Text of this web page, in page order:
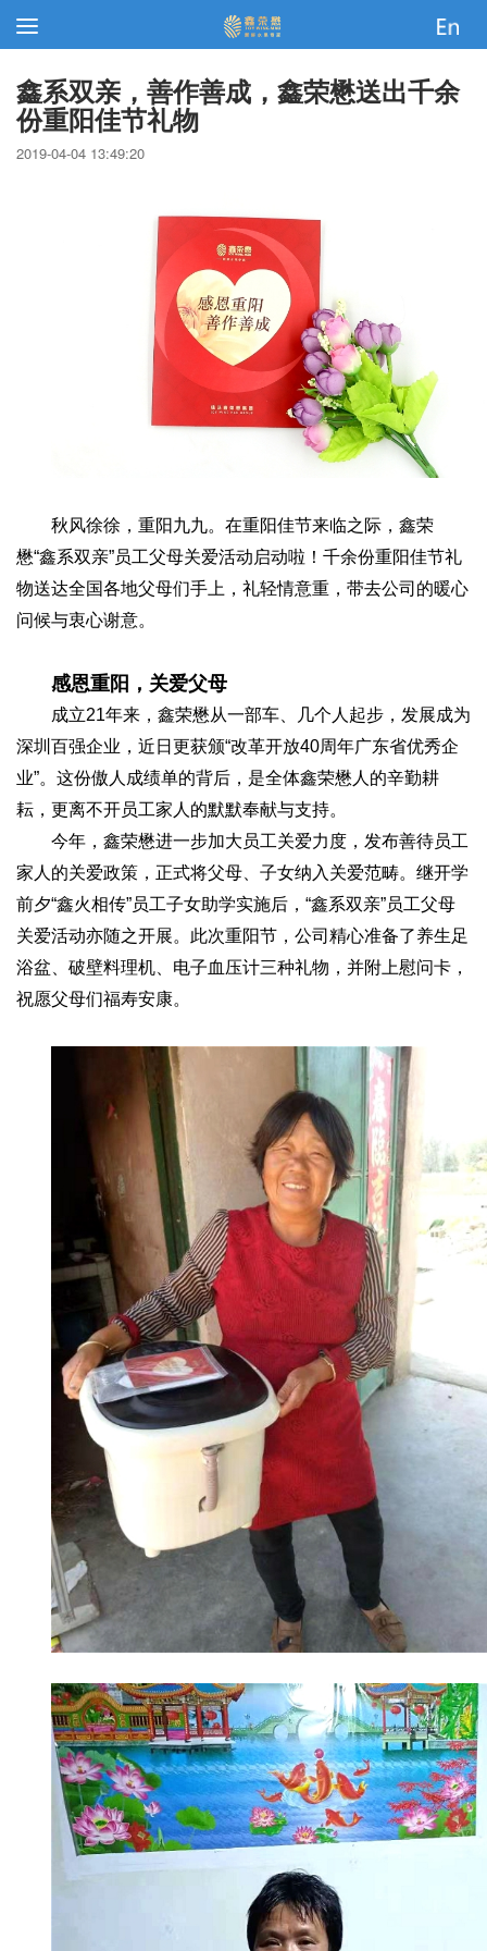
鑫系双亲，善作善成，鑫荣懋送出千余
份重阳佳节礼物
2019-04-04 13:49:20
秋风徐徐，重阳九九。在重阳佳节来临之际，鑫荣
懋“鑫系双亲”员工父母关爱活动启动啦！千余份重阳佳节礼
物送达全国各地父母们手上，礼轻情意重，带去公司的暖心
问候与衷心谢意。
感恩重阳，关爱父母
成立21年来，鑫荣懋从一部车、几个人起步，发展成为
深圳百强企业，近日更获颁“改革开放40周年广东省优秀企
业”。这份傲人成绩单的背后，是全体鑫荣懋人的辛勤耕
耘，更离不开员工家人的默默奉献与支持。
今年，鑫荣懋进一步加大员工关爱力度，发布善待员工
家人的关爱政策，正式将父母、子女纳入关爱范畴。继开学
前夕“鑫火相传”员工子女助学实施后，“鑫系双亲”员工父母
关爱活动亦随之开展。此次重阳节，公司精心准备了养生足
浴盆、破壁料理机、电子血压计三种礼物，并附上慰问卡，
祝愿父母们福寿安康。